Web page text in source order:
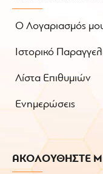
Ο Λογαριασμός
Ιστορικό
Λίστα Επιθυμιών
Ενημερώσεις
ΑΚΟΛΟΥΘΗΣΤΕ